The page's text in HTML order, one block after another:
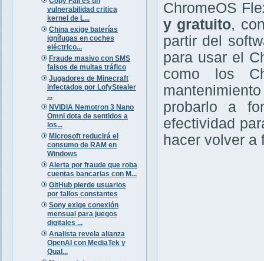
vulnerabilidad critica
kernel de L...
China exige baterías
ignífugas en coches
eléctrico...
Fraude masivo con SMS
falsos de multas tráfico
Jugadores de Minecraft
infectados por LofyStealer
...
NVIDIA Nemotron 3 Nano
Omni dota de sentidos a
los...
Microsoft reducirá el
consumo de RAM en
Windows
Alerta por fraude que roba
cuentas bancarias con M...
GitHub pierde usuarios
por fallos constantes
Sony exige conexión
mensual para juegos
digitales ...
Analista revela alianza
OpenAI con MediaTek y
Qual...
ChromeOS
y gratuito,
partir del
para usar el
como los
probarlo a
efectividad
hacer volver a